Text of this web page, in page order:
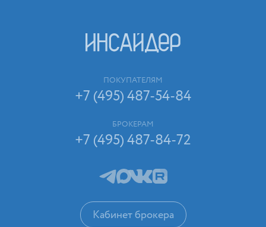
ПОКУПАТЕЛЯМ
+7 (495) 487-54-84
БРОКЕРАМ
+7 (495) 487-84-72
Кабинет брокера